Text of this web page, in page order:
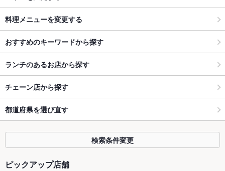
料理メニューを変更する
おすすめのキーワードから探す
ランチのあるお店から探す
チェーン店から探す
都道府県を選び直す
検索条件変更
ピックアップ店舗